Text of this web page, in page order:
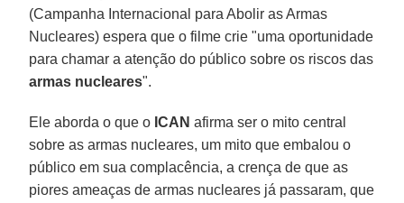
(Campanha Internacional para Abolir as Armas
Nucleares) espera que o filme crie "uma oportunidade
para chamar a atenção do público sobre os riscos das
armas nucleares".
Ele aborda o que o ICAN afirma ser o mito central
sobre as armas nucleares, um mito que embalou o
público em sua complacência, a crença de que as
piores ameaças de armas nucleares já passaram, que